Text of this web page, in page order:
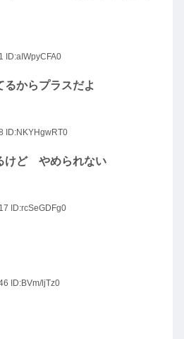
ID:aIWpyCFA0
るからプラスだよ
ID:NKYHgwRT0
けど やめられない
ID:rcSeGDFg0
ID:BVm/ljTz0